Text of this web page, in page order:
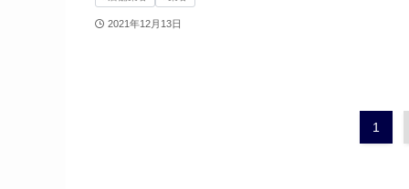
2021年12月13日
1